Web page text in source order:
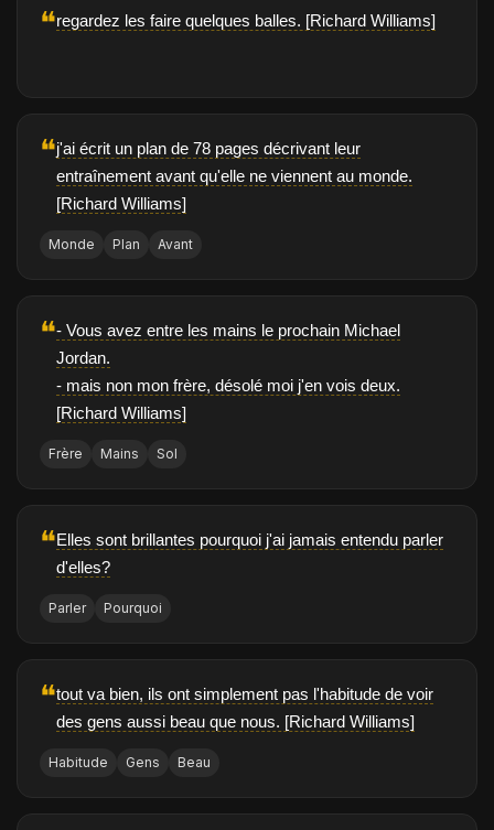
❝regardez les faire quelques balles. [Richard Williams]
❝j'ai écrit un plan de 78 pages décrivant leur
entraînement avant qu'elle ne viennent au monde.
[Richard Williams]
Monde Plan Avant
❝- Vous avez entre les mains le prochain Michael
Jordan.
- mais non mon frère, désolé moi j'en vois deux.
[Richard Williams]
Frère Mains Sol
❝Elles sont brillantes pourquoi j'ai jamais entendu parler
d'elles?
Parler Pourquoi
❝tout va bien, ils ont simplement pas l'habitude de voir
des gens aussi beau que nous. [Richard Williams]
Habitude Gens Beau